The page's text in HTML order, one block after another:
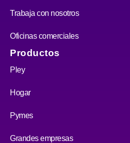
Trabaja con nosotros
Oficinas comerciales
Productos
Pley
Hogar
Pymes
Grandes empresas